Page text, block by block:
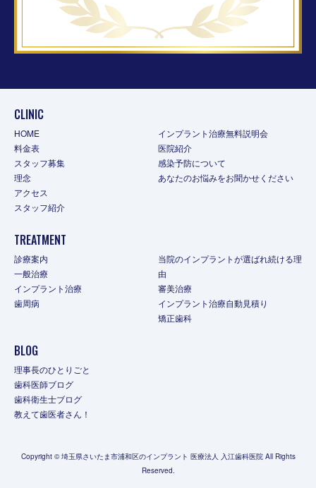
CLINIC
HOME
料金表
スタッフ募集
理念
アクセス
スタッフ紹介
インプラント治療無料説明会
医院紹介
感染予防について
あなたのお悩みをお聞かせください
TREATMENT
診療案内
一般治療
インプラント治療
歯周病
当院のインプラントが選ばれ続ける理
由
審美治療
インプラント治療自動見積り
矯正歯科
BLOG
理事長のひとりごと
歯科医師ブログ
歯科衛生士ブログ
教えて歯医者さん！
Copyright © 埼玉県さいたま市浦和区のインプラント 医療法人 入江歯科医院 All Rights
Reserved.